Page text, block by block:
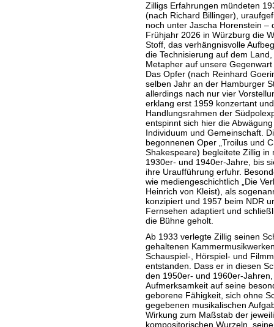
Zilligs Erfahrungen mündeten
(nach Richard Billinger),
noch unter Jascha Horenstein –
Frühjahr 2026 in Würzburg die
Stoff, das verhängnisvolle
die Technisierung auf dem
Metapher auf unsere
Das Opfer (nach Reinhard
selben Jahr an der Hamburger
allerdings nach nur vier
erklang erst 1959 konzertant
Handlungsrahmen der
entspinnt sich hier die
Individuum und Gemeinschaft.
begonnenen Oper „Troilus und
Shakespeare) begleitete Zillig in
1930er- und 1940er-Jahre, bis
ihre Uraufführung erfuhr.
wie mediengeschichtlich „Die
Heinrich von Kleist), als
konzipiert und 1957 beim NDR
Fernsehen adaptiert und
die Bühne geholt.
Ab 1933 verlegte Zillig seinen
gehaltenen
Schauspiel-, Hörspiel- und
entstanden. Dass er in diesen
den 1950er- und 1960er-
Aufmerksamkeit auf seine
geborene Fähigkeit, sich ohne
gegebenen musikalischen
Wirkung zum Maßstab der
kompositorischen Wurzeln,